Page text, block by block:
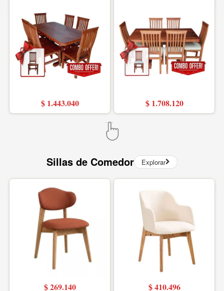
$ 1.443.040 $ 1.708.120
Sillas de Comedor Explorar
$ 269.140 $ 410.496